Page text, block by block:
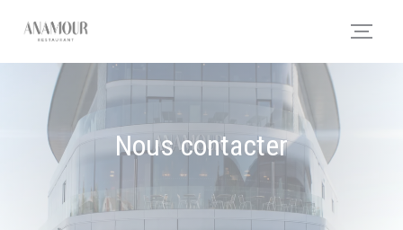
Nous contacter